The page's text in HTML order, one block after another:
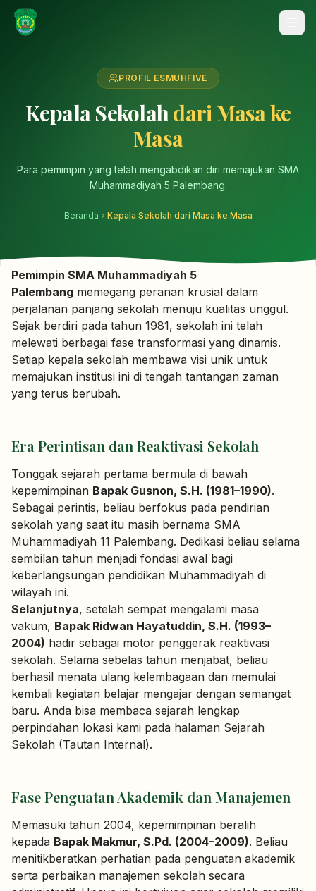
PROFIL ESMUHFIVE
Kepala Sekolahdari Masa ke
Masa
Para pemimpin yang telah mengabdikan diri memajukan SMA
Muhammadiyah 5 Palembang.
Beranda Kepala Sekolah dari Masa ke Masa
Pemimpin SMA Muhammadiyah 5
Palembang memegang peranan krusial dalam
perjalanan panjang sekolah menuju kualitas unggul.
Sejak berdiri pada tahun 1981, sekolah ini telah
melewati berbagai fase transformasi yang dinamis.
Setiap kepala sekolah membawa visi unik untuk
memajukan institusi ini di tengah tantangan zaman
yang terus berubah.
Era Perintisan dan Reaktivasi Sekolah
Tonggak sejarah pertama bermula di bawah
kepemimpinan Bapak Gusnon, S.H. (1981–1990).
Sebagai perintis, beliau berfokus pada pendirian
sekolah yang saat itu masih bernama SMA
Muhammadiyah 11 Palembang. Dedikasi beliau selama
sembilan tahun menjadi fondasi awal bagi
keberlangsungan pendidikan Muhammadiyah di
wilayah ini.
Selanjutnya, setelah sempat mengalami masa
vakum, Bapak Ridwan Hayatuddin, S.H. (1993–
2004) hadir sebagai motor penggerak reaktivasi
sekolah. Selama sebelas tahun menjabat, beliau
berhasil menata ulang kelembagaan dan memulai
kembali kegiatan belajar mengajar dengan semangat
baru. Anda bisa membaca sejarah lengkap
perpindahan lokasi kami pada halaman Sejarah
Sekolah (Tautan Internal).
Fase Penguatan Akademik dan Manajemen
Memasuki tahun 2004, kepemimpinan beralih
kepada Bapak Makmur, S.Pd. (2004–2009). Beliau
menitikberatkan perhatian pada penguatan akademik
serta perbaikan manajemen sekolah secara